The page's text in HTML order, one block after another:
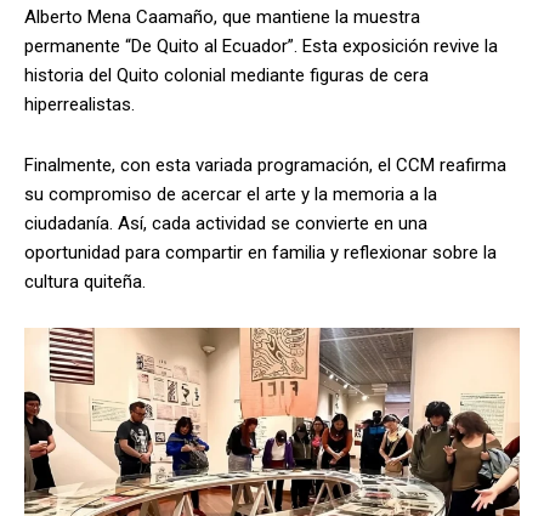
Alberto Mena Caamaño, que mantiene la muestra
permanente “De Quito al Ecuador”. Esta exposición revive la
historia del Quito colonial mediante figuras de cera
hiperrealistas.
Finalmente, con esta variada programación, el CCM reafirma
su compromiso de acercar el arte y la memoria a la
ciudadanía. Así, cada actividad se convierte en una
oportunidad para compartir en familia y reflexionar sobre la
cultura quiteña.